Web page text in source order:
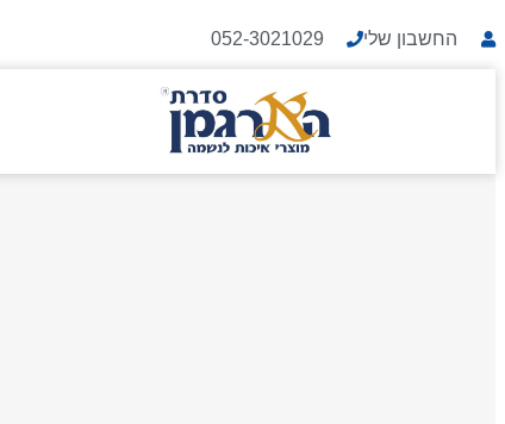
החשבון שלי 052-3021029